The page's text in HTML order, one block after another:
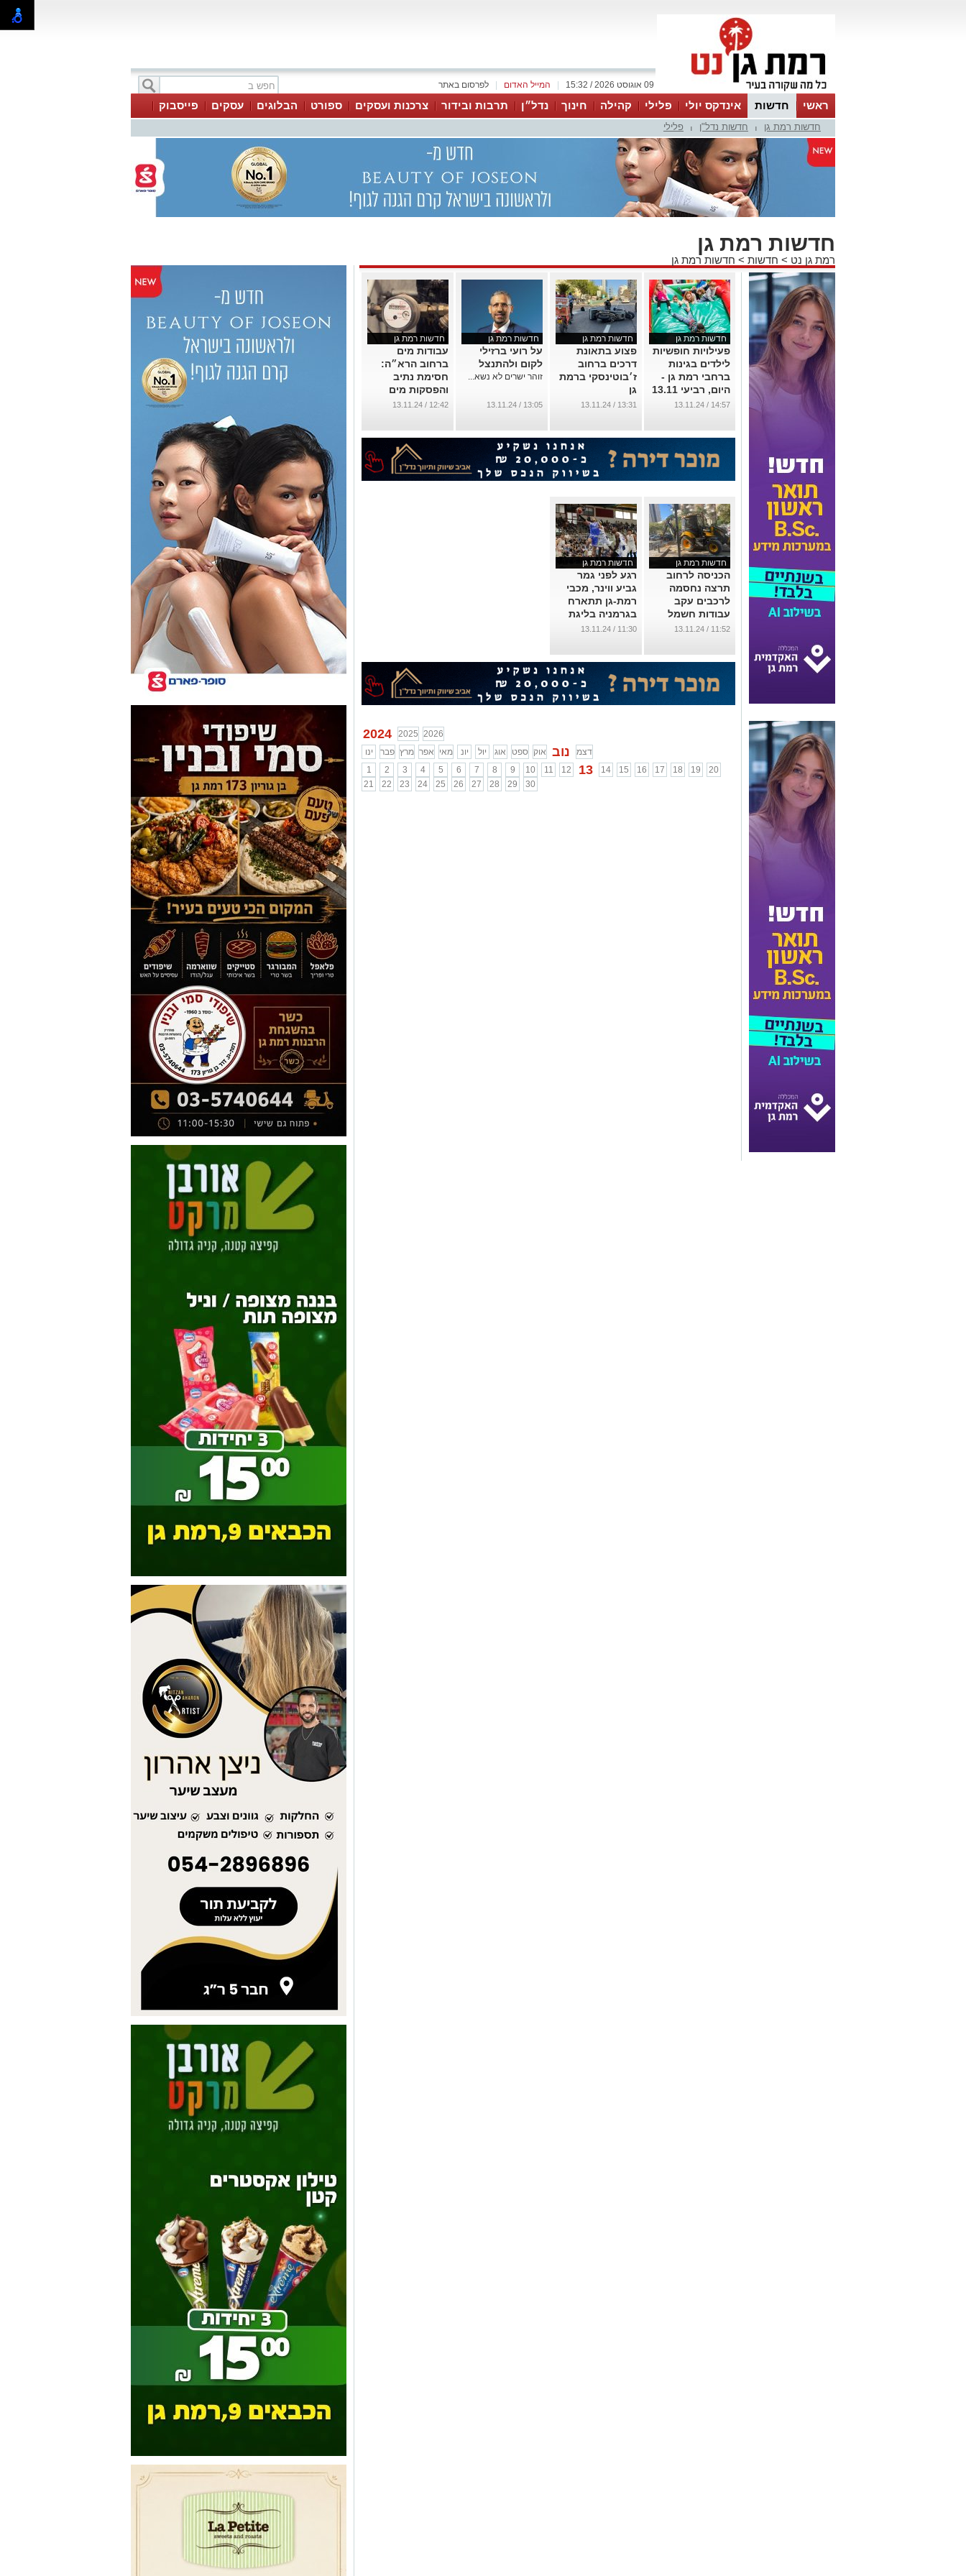
לפרסום באתר המייל האדום 09 אוגוסט 2026 / 15:32
ראשי חדשות אינדקס יולי פלילי קהילה חינוך נדל״ן תרבות ובידור צרכנות ועסקים ספורט הבלוגים עסקים
פייסבוק
ווטסאפ
חדשות רמת גן חדשות נדל"ן פלילי
חדשות רמת גן
רמת גן נט > חדשות > חדשות רמת גן
חדשות רמת גן
פעילויות חופשיות
לילדים בגינות
ברחבי רמת גן -
היום, רביעי 13.11
...
14:57 / 13.11.24
חדשות רמת גן
פצוע בתאונת
דרכים ברחוב
ז׳בוטינסקי ברמת
גן
...
13:31 / 13.11.24
חדשות רמת גן
על רועי ברזילי
לקום ולהתנצל
זוהר ישרים לא נשא...
13:05 / 13.11.24
חדשות רמת גן
עבודות מים
ברחוב הרא״ה:
חסימת נתיב
והפסקות מים
בחמישי בלילה
12:42 / 13.11.24
חדשות רמת גן
הכניסה לרחוב
תרצה נחסמה
לרכבים עקב
עבודות חשמל
באזור
11:52 / 13.11.24
חדשות רמת גן
רגע לפני גמר
גביע ווינר, מכבי
רמת-גן תתארח
בגרמניה בליגת
האלופות
11:30 / 13.11.24
2024 2025 2026
ינו
פבר מרץ אפר מאי יונ יול אוג ספט אוק נוב
דצמ
1
2 3 4 5 6 7 8 9 10 11 12 13 14 15 16 17 18 19
20
21
22 23 24 25 26 27 28 29 30